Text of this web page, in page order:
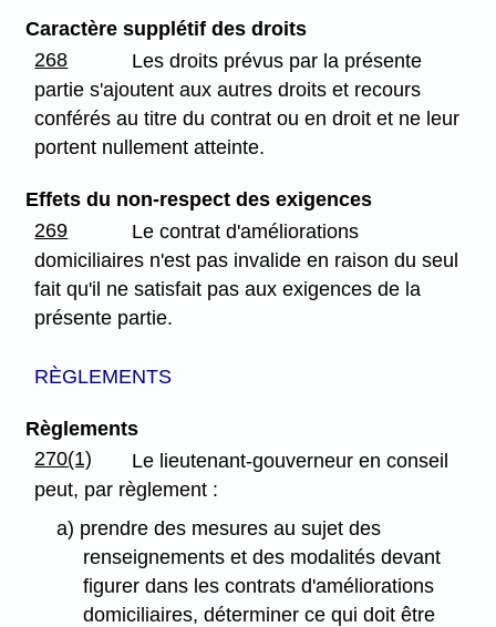
Caractère supplétif des droits
268
Les droits prévus par la présente
partie s'ajoutent aux autres droits et recours
conférés au titre du contrat ou en droit et ne leur
portent nullement atteinte.
Effets du non-respect des exigences
269
Le contrat d'améliorations
domiciliaires n'est pas invalide en raison du seul
fait qu'il ne satisfait pas aux exigences de la
présente partie.
RÈGLEMENTS
Règlements
270(1)
Le lieutenant-gouverneur en conseil
peut, par règlement :
a) prendre des mesures au sujet des
renseignements et des modalités devant
figurer dans les contrats d'améliorations
domiciliaires, déterminer ce qui doit être